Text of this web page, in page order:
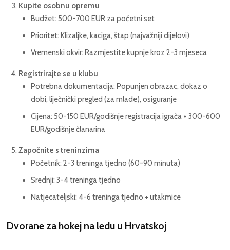
Kupite osobnu opremu
Budžet: 500-700 EUR za početni set
Prioritet: Klizaljke, kaciga, štap (najvažniji dijelovi)
Vremenski okvir: Razmjestite kupnje kroz 2-3 mjeseca
Registrirajte se u klubu
Potrebna dokumentacija: Popunjen obrazac, dokaz o
dobi, liječnički pregled (za mlade), osiguranje
Cijena: 50-150 EUR/godišnje registracija igrača + 300-600
EUR/godišnje članarina
Započnite s treninzima
Početnik: 2-3 treninga tjedno (60-90 minuta)
Srednji: 3-4 treninga tjedno
Natjecateljski: 4-6 treninga tjedno + utakmice
Dvorane za hokej na ledu u Hrvatskoj